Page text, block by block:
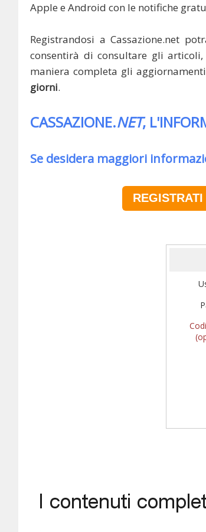
Apple e Android con le notifiche
Registrandosi a Cassazione.net
consentirà di consultare gli
maniera completa gli
giorni.
CASSAZIONE.NET,
Se desidera maggiori